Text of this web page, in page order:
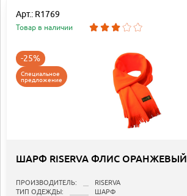
Арт.: R1769
Товар в наличии
-25%
Специальное
предложение
ШАРФ RISERVA ФЛИС ОРАНЖЕВЫЙ
ПРОИЗВОДИТЕЛЬ:
RISERVA
ТИП ОДЕЖДЫ:
ШАРФ